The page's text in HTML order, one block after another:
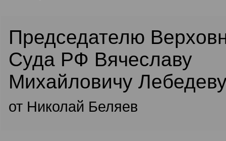
Председателю
Суда РФ Вячеславу
Михайловичу
от Николай Беляев